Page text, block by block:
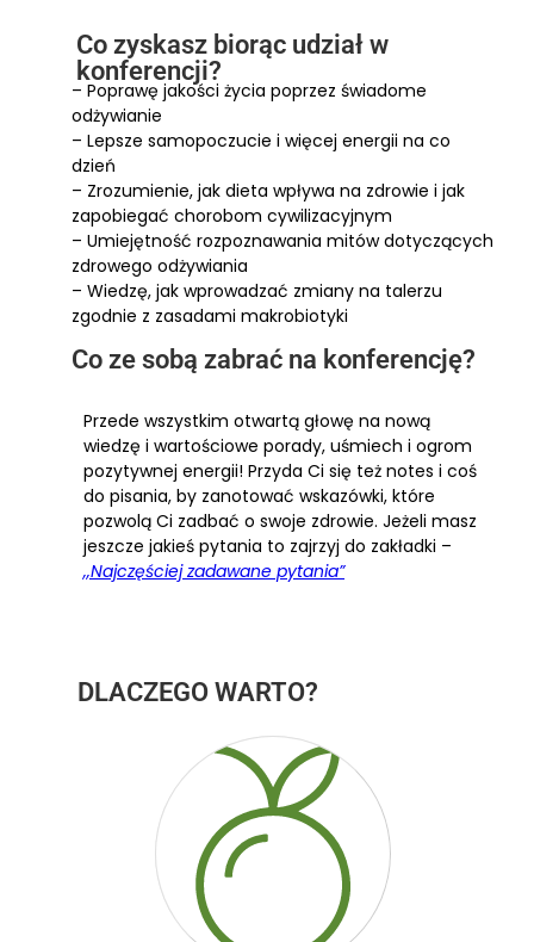
Co zyskasz biorąc udział w
konferencji?
– Poprawę jakości życia poprzez świadome
odżywianie
– Lepsze samopoczucie i więcej energii na co
dzień
– Zrozumienie, jak dieta wpływa na zdrowie i jak
zapobiegać chorobom cywilizacyjnym
– Umiejętność rozpoznawania mitów dotyczących
zdrowego odżywiania
– Wiedzę, jak wprowadzać zmiany na talerzu
zgodnie z zasadami makrobiotyki
Co ze sobą zabrać na konferencję?
Przede wszystkim otwartą głowę na nową
wiedzę i wartościowe porady, uśmiech i ogrom
pozytywnej energii! Przyda Ci się też notes i coś
do pisania, by zanotować wskazówki, które
pozwolą Ci zadbać o swoje zdrowie. Jeżeli masz
jeszcze jakieś pytania to zajrzyj do zakładki –
,,Najczęściej zadawane pytania”
DLACZEGO WARTO?